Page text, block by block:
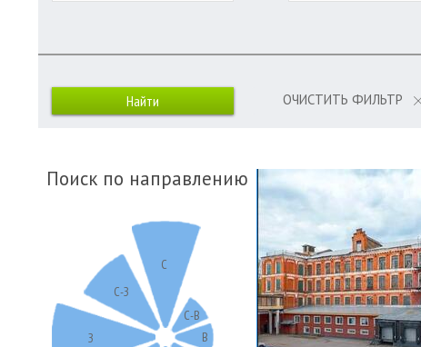
ОЧИСТИТЬ ФИЛЬТР
Поиск по направлению
С
С-В
В
З
С-З